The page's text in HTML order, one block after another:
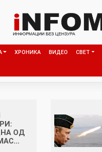
ХРОНИКА ВИДЕО СВЕТ
ОД